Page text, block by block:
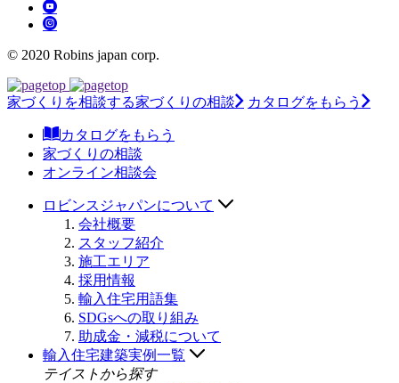
© 2020 Robins japan corp.
家づくりを相談する家づくりの相談 カタログをもらう
カタログをもらう
家づくりの相談
オンライン相談会
ロビンスジャパンについて
会社概要
スタッフ紹介
施工エリア
採用情報
輸入住宅用語集
SDGsへの取り組み
助成金・減税について
輸入住宅建築実例一覧
テイストから探す